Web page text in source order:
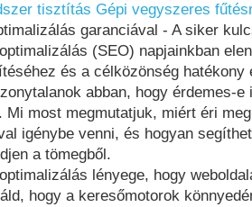
tisztítás Gépi vegyszeres
garanciával - A siker
(SEO) napjainkban
és a célközönség hatékony
abban, hogy érdemes-
Mi most megmutatjuk, miért éri
igénybe venni, és hogyan
a tömegből.
lényege, hogy
hogy a keresőmotorok